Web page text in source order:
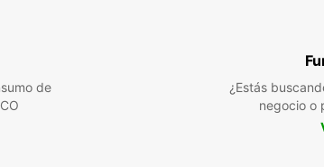
de
¿Estás
negocio o